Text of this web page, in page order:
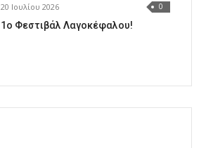
20 Ιουλίου 2026 0
1o Φεστιβάλ Λαγοκέφαλου!